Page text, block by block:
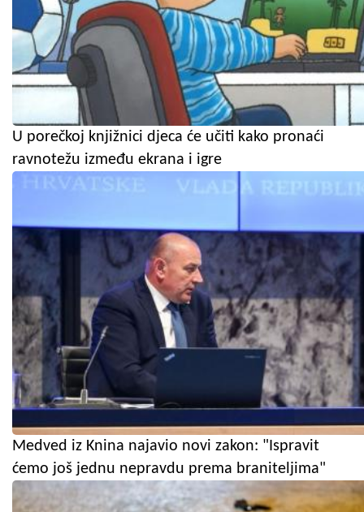
U porečkoj knjižnici djeca će učiti kako pronaći
ravnotežu između ekrana i igre
Medved iz Knina najavio novi zakon: "Ispravit
ćemo još jednu nepravdu prema braniteljima"